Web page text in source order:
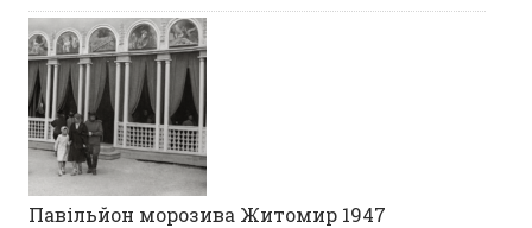
Павільйон морозива Житомир 1947